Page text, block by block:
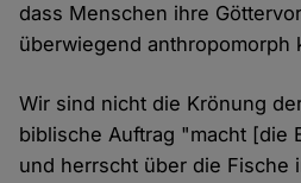
dass Menschen ihre
überwiegend anthropomorph
Wir sind nicht die Krönung
biblische Auftrag "macht [die
und herrscht über die Fische